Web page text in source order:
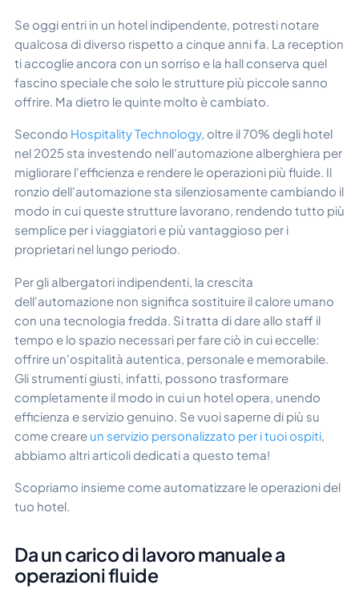
Se oggi entri in un hotel indipendente, potresti notare
qualcosa di diverso rispetto a cinque anni fa. La reception
ti accoglie ancora con un sorriso e la hall conserva quel
fascino speciale che solo le strutture più piccole sanno
offrire. Ma dietro le quinte molto è cambiato.
Secondo Hospitality Technology, oltre il 70% degli hotel
nel 2025 sta investendo nell'automazione alberghiera per
migliorare l'efficienza e rendere le operazioni più fluide. Il
ronzio dell'automazione sta silenziosamente cambiando il
modo in cui queste strutture lavorano, rendendo tutto più
semplice per i viaggiatori e più vantaggioso per i
proprietari nel lungo periodo.
Per gli albergatori indipendenti, la crescita
dell'automazione non significa sostituire il calore umano
con una tecnologia fredda. Si tratta di dare allo staff il
tempo e lo spazio necessari per fare ciò in cui eccelle:
offrire un'ospitalità autentica, personale e memorabile.
Gli strumenti giusti, infatti, possono trasformare
completamente il modo in cui un hotel opera, unendo
efficienza e servizio genuino. Se vuoi saperne di più su
come creare un servizio personalizzato per i tuoi ospiti
abbiamo altri articoli dedicati a questo tema!
Scopriamo insieme come automatizzare le operazioni del
tuo hotel.
Da un carico di lavoro manuale a
operazioni fluide